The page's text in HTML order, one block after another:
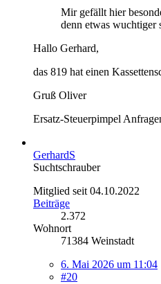
Mir gefällt hier
denn etwas wuchtiger
Hallo Gerhard,
das 819 hat einen
Gruß Oliver
Ersatz-Steuerpimpel
GerhardS
Suchtschrauber
Mitglied seit 04.10.2022
Beiträge
2.372
Wohnort
71384 Weinstadt
6. Mai 2026 um 11:04
#20